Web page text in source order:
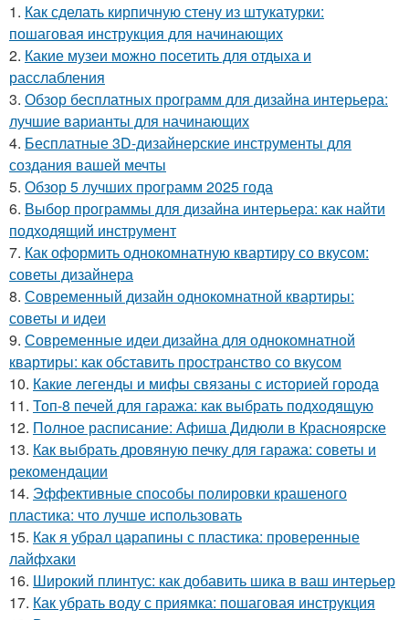
1. Как сделать кирпичную стену из штукатурки:
пошаговая инструкция для начинающих
2. Какие музеи можно посетить для отдыха и
расслабления
3. Обзор бесплатных программ для дизайна интерьера:
лучшие варианты для начинающих
4. Бесплатные 3D-дизайнерские инструменты для
создания вашей мечты
5. Обзор 5 лучших программ 2025 года
6. Выбор программы для дизайна интерьера: как найти
подходящий инструмент
7. Как оформить однокомнатную квартиру со вкусом:
советы дизайнера
8. Современный дизайн однокомнатной квартиры:
советы и идеи
9. Современные идеи дизайна для однокомнатной
квартиры: как обставить пространство со вкусом
10. Какие легенды и мифы связаны с историей города
11. Топ-8 печей для гаража: как выбрать подходящую
12. Полное расписание: Афиша Дидюли в Красноярске
13. Как выбрать дровяную печку для гаража: советы и
рекомендации
14. Эффективные способы полировки крашеного
пластика: что лучше использовать
15. Как я убрал царапины с пластика: проверенные
лайфхаки
16. Широкий плинтус: как добавить шика в ваш интерьер
17. Как убрать воду с приямка: пошаговая инструкция